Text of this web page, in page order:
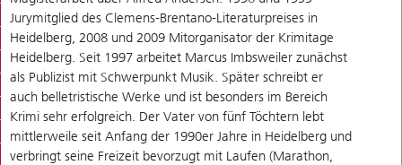
Jurymitglied des Clemens-Brentano-Literaturpreises in
Heidelberg, 2008 und 2009 Mitorganisator der Krimitage
Heidelberg. Seit 1997 arbeitet Marcus Imbsweiler zunächst
als Publizist mit Schwerpunkt Musik. Später schreibt er
auch belletristische Werke und ist besonders im Bereich
Krimi sehr erfolgreich. Der Vater von fünf Töchtern lebt
mittlerweile seit Anfang der 1990er Jahre in Heidelberg und
verbringt seine Freizeit bevorzugt mit Laufen (Marathon,